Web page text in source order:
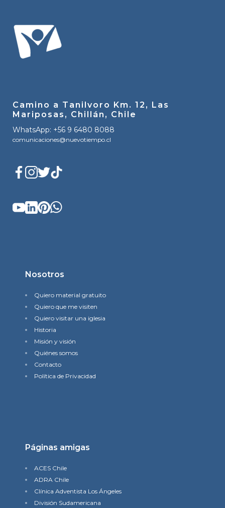
Camino a Tanilvoro Km. 12, Las
Mariposas, Chillán, Chile
WhatsApp: +56 9 6480 8088
comunicaciones@nuevotiempo.cl
Nosotros
Quiero material gratuito
Quiero que me visiten
Quiero visitar una iglesia
Historia
Misión y visión
Quiénes somos
Contacto
Política de Privacidad
Páginas amigas
ACES Chile
ADRA Chile
Clínica Adventista Los Ángeles
División Sudamericana